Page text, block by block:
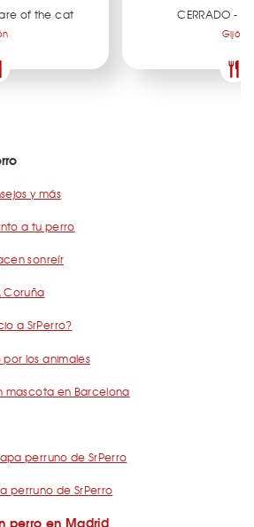
of the cat CERRADO -
Gijón
y más
a tu perro
sonreír
Coruña
a SrPerro?
los animales
mascota en Barcelona
perruno de SrPerro
perruno de SrPerro
perro en Madrid